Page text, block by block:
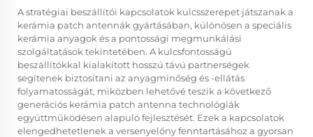
A stratégiai beszállítói kapcsolatok kulcsszerepet játszanak a
kerámia patch antennák gyártásában, különösen a speciális
kerámia anyagok és a pontossági megmunkálási
szolgáltatások tekintetében. A kulcsfontosságú
beszállítókkal kialakított hosszú távú partnerségek
segítenek biztosítani az anyagminőség és -ellátás
folyamatosságát, miközben lehetővé teszik a következő
generációs kerámia patch antenna technológiák
együttműködésen alapuló fejlesztését. Ezek a kapcsolatok
elengedhetetlenek a versenyelőny fenntartásához a gyorsan